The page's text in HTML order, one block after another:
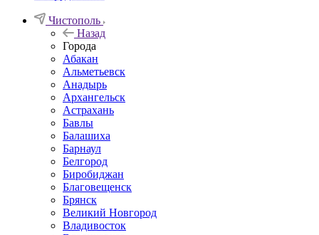
Чистополь
Назад
Города
Абакан
Альметьевск
Анадырь
Архангельск
Астрахань
Бавлы
Балашиха
Барнаул
Белгород
Биробиджан
Благовещенск
Брянск
Великий Новгород
Владивосток